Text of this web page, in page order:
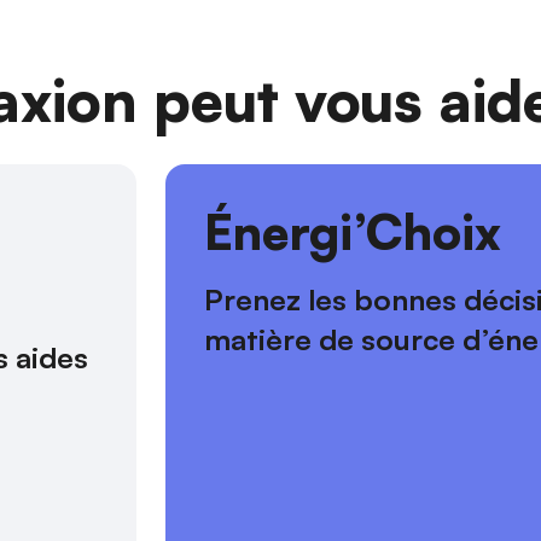
peut vous
aides
Énergi’Choix
Prenez les bonnes
matière de source